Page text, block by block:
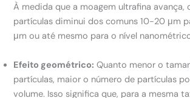
À medida que a moagem ultrafina avança,
partículas diminui dos comuns 10-20 μm
μm ou até mesmo para o nível
Efeito geométrico: Quanto menor o
partículas, maior o número de partículas
volume. Isso significa que, para a mesma